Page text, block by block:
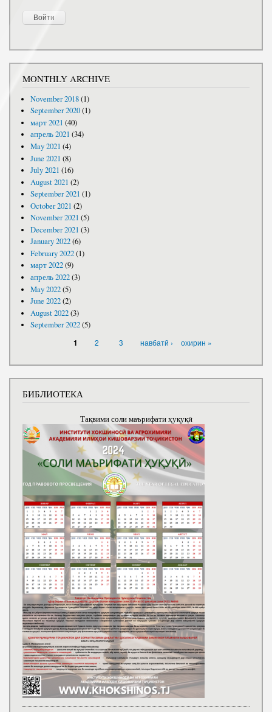
MONTHLY ARCHIVE
November 2018(1)
September 2020(1)
март 2021 (40)
апрель 2021 (34)
May 2021 (4)
June 2021 (8)
July 2021 (16)
August 2021 (2)
September 2021 (1)
October 2021 (2)
November 2021 (5)
December 2021 (3)
January 2022(6)
February 2022(1)
март 2022(9)
апрель 2022(3)
May 2022(5)
June 2022(2)
August 2022(3)
September 2022(5)
1 2 3 навбатӣ › охирин »
БИБЛИОТЕКА
Тақвими соли маърифати ҳуқуқӣ